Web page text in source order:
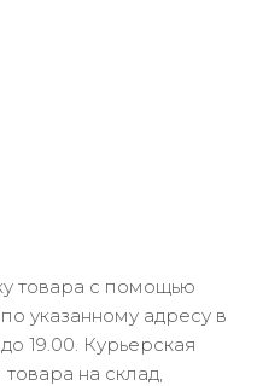
товара с помощью
указанному адресу в
19.00. Курьерская
на склад,